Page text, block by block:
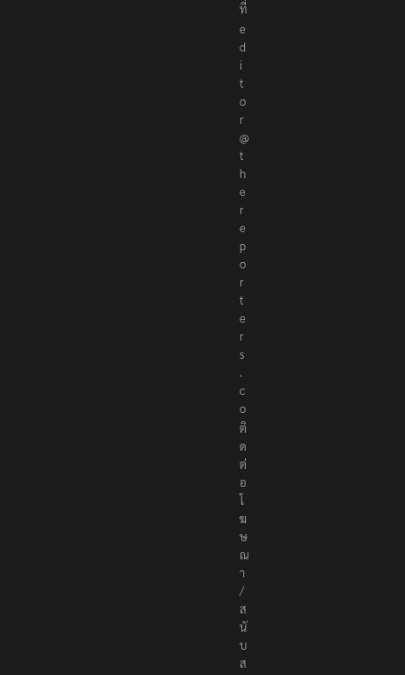
ที่
e
d
i
t
o
r
@
t
h
e
r
e
p
o
r
t
e
r
s
.
c
o
ติ
ด
ต่
อ
โ
ฆ
ษ
ณ
า
/
ส
นั
บ
ส